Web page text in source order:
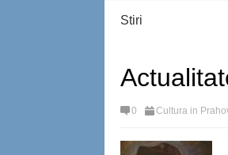
Stiri
0 Cultura in